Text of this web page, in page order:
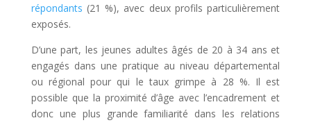
répondants (21 %), avec deux profils particulièrement
exposés.
D’une part, les jeunes adultes âgés de 20 à 34 ans et
engagés dans une pratique au niveau départemental
ou régional pour qui le taux grimpe à 28 %. Il est
possible que la proximité d’âge avec l’encadrement et
donc une plus grande familiarité dans les relations